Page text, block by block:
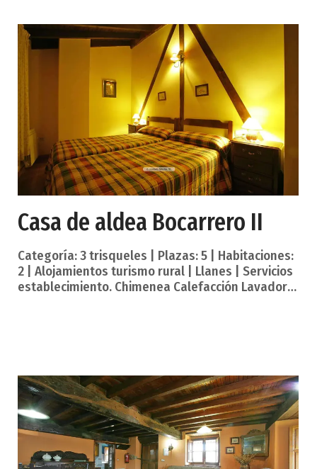
veinte minutos caminando a través de una senda
fluvial totalmente llana y pavimentada de
reciente construcción. Casa de nueva
construcción, año 2003, en la que se han aunado
la arquitectura popular, funcionalidad y respeto
por el entorno. Se encuentra en una zona
Casa de aldea Bocarrero II
Categoría: 3 trisqueles | Plazas: 5 | Habitaciones:
2 | Alojamientos turismo rural | Llanes | Servicios
establecimiento. Chimenea Calefacción Lavadora
montañas que miran a los picos de Europa.
Cultura tradicional y de vanguardia, historias de
indianos y cineastas enamorados.. Y mucho más.
Así es Llanes. «Con